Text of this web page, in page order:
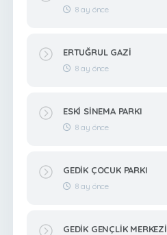
8 ay önce
ERTUĞRUL GAZİ
8 ay önce
ESKİ SİNEMA PARKI
8 ay önce
GEDİK ÇOCUK PARKI
8 ay önce
GEDİK GENÇLİK MERKEZİ